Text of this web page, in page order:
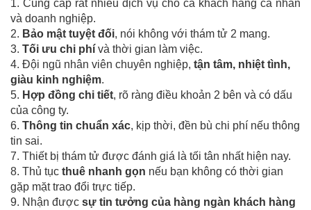
1. Cung cấp rất nhiều dịch vụ cho cả khách hàng cá nhân
và doanh nghiệp.
2. Bảo mật tuyệt đối, nói không với thám tử 2 mang.
3. Tối ưu chi phí và thời gian làm việc.
4. Đội ngũ nhân viên chuyên nghiệp, tận tâm, nhiệt tình,
giàu kinh nghiệm.
5. Hợp đồng chi tiết, rõ ràng điều khoản 2 bên và có dấu
của công ty.
6. Thông tin chuẩn xác, kịp thời, đền bù chi phí nếu thông
tin sai.
7. Thiết bị thám tử được đánh giá là tối tân nhất hiện nay.
8. Thủ tục thuê nhanh gọn nếu bạn không có thời gian
gặp mặt trao đổi trực tiếp.
9. Nhận được sự tin tưởng của hàng ngàn khách hàng